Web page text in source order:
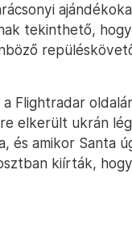
tekinthető,
Flightradar
elkerült ukrán
és amikor Santa
kiírták,